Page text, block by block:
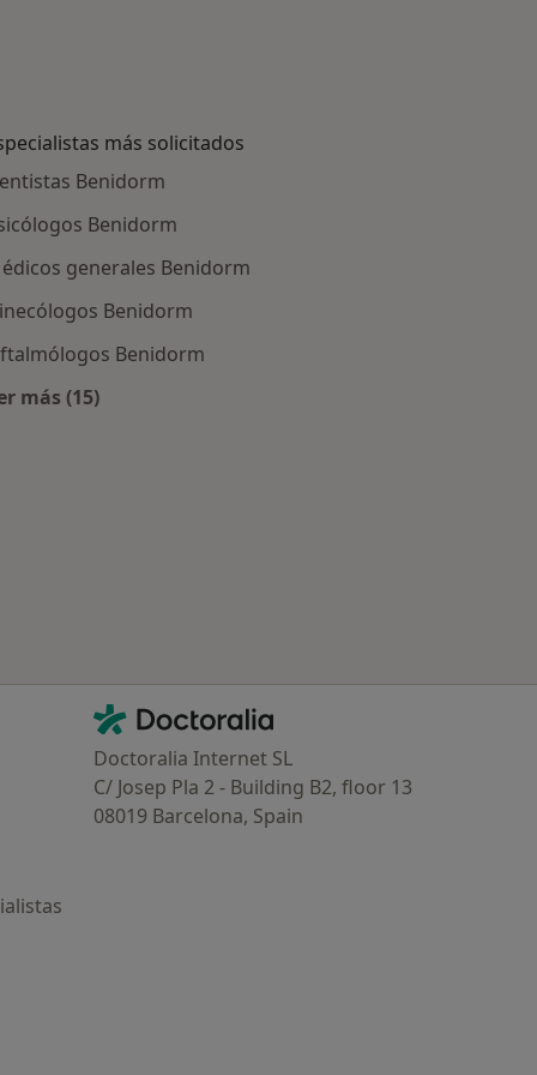
más solicitados
Benidorm
Benidorm
generales Benidorm
Benidorm
Benidorm
más (15)
Contacto
Doctoralia - Página de inicio
Doctoralia Internet SL
C/ Josep Pla 2 - Building B2, floor 13
08019 Barcelona, Spain